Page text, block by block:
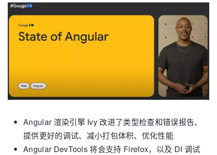
Angular 渲染引擎 Ivy 改进了类型检查和错误报告、
提供更好的调试、减小打包体积、优化性能
Angular DevTools 将会支持 Firefox，以及 DI 调试